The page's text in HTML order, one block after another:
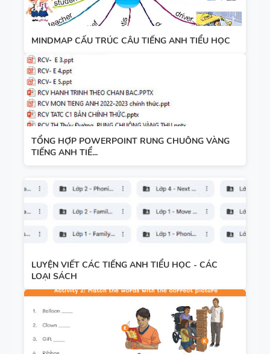
MINDMAP CẤU TRÚC CÂU TIẾNG ANH TIỂU HỌC
TỔNG HỢP POWERPOINT RUNG CHUÔNG VÀNG
TIẾNG ANH TIỂ...
LUYỆN VIẾT CÁC TIẾNG ANH TIỂU HỌC - CÁC
LOẠI SÁCH